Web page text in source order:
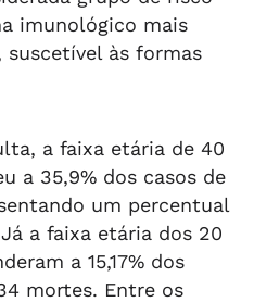
imunológico mais
às formas
a faixa etária de 40
a 35,9% dos casos de
um percentual
a faixa etária dos 20
a 15,17% dos
mortes. Entre os